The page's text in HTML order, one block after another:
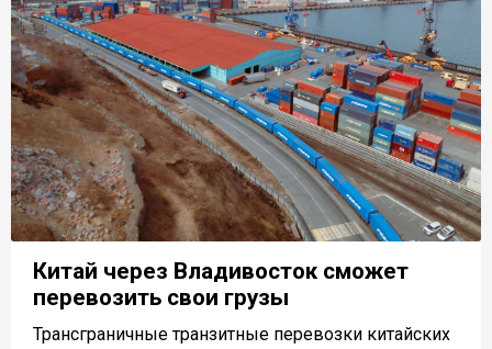
Китай через Владивосток сможет
перевозить свои грузы
Трансграничные транзитные перевозки китайских